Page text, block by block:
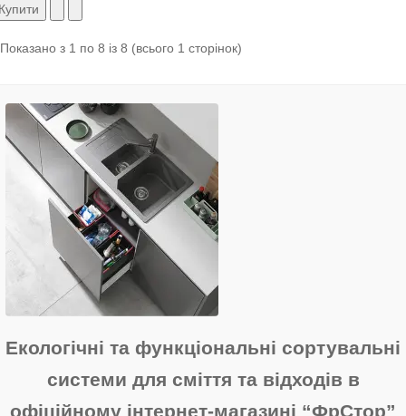
Показано з 1 по 8 із 8 (всього 1 сторінок)
Екологічні та функціональні сортувальні
системи для сміття та відходів в
офіційному інтернет-магазині “ФрСтор”